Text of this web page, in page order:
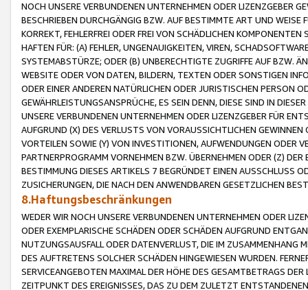
NOCH UNSERE VERBUNDENEN UNTERNEHMEN ODER LIZENZGEBER
BESCHRIEBEN DURCHGÄNGIG BZW. AUF BESTIMMTE ART UND
KORREKT, FEHLERFREI ODER FREI VON SCHÄDLICHEN
HAFTEN FÜR: (A) FEHLER, UNGENAUIGKEITEN, VIREN,
SYSTEMABSTÜRZE; ODER (B) UNBERECHTIGTE ZUGRIFFE AUF BZW.
WEBSITE ODER VON DATEN, BILDERN, TEXTEN ODER SONSTIGEN
ODER EINER ANDEREN NATÜRLICHEN ODER JURISTISCHEN PERSON
GEWÄHRLEISTUNGSANSPRÜCHE, ES SEIN DENN, DIESE SIND IN
UNSERE VERBUNDENEN UNTERNEHMEN ODER LIZENZGEBER FÜR
AUFGRUND (X) DES VERLUSTS VON VORAUSSICHTLICHEN
VORTEILEN SOWIE (Y) VON INVESTITIONEN, AUFWENDUNGEN ODER
PARTNERPROGRAMM VORNEHMEN BZW. ÜBERNEHMEN ODER (Z)
BESTIMMUNG DIESES ARTIKELS 7 BEGRÜNDET EINEN AUSSCHLUSS
ZUSICHERUNGEN, DIE NACH DEN ANWENDBAREN GESETZLICHEN
8.Haftungsbeschränkungen
WEDER WIR NOCH UNSERE VERBUNDENEN UNTERNEHMEN ODER
ODER EXEMPLARISCHE SCHÄDEN ODER SCHÄDEN AUFGRUND
NUTZUNGSAUSFALL ODER DATENVERLUST, DIE IM ZUSAMMENHANG
DES AUFTRETENS SOLCHER SCHÄDEN HINGEWIESEN WURDEN.
SERVICEANGEBOTEN MAXIMAL DER HÖHE DES GESAMTBETRAGS
ZEITPUNKT DES EREIGNISSES, DAS ZU DEM ZULETZT